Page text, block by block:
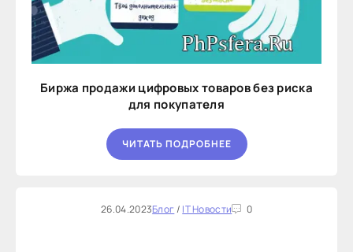
Биржа продажи цифровых товаров без риска
для покупателя
ЧИТАТЬ ПОДРОБНЕЕ
26.04.2023Блог / IT Новости 0